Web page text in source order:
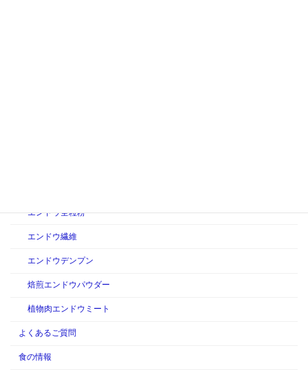
エンドウ全粒粉
エンドウ繊維
エンドウデンプン
焙煎エンドウパウダー
植物肉エンドウミート
よくあるご質問
食の情報